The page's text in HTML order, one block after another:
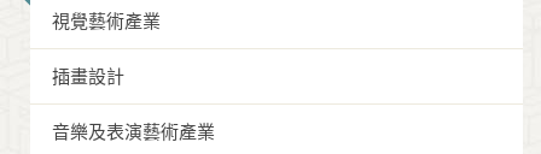
視覺藝術產業
插畫設計
音樂及表演藝術產業